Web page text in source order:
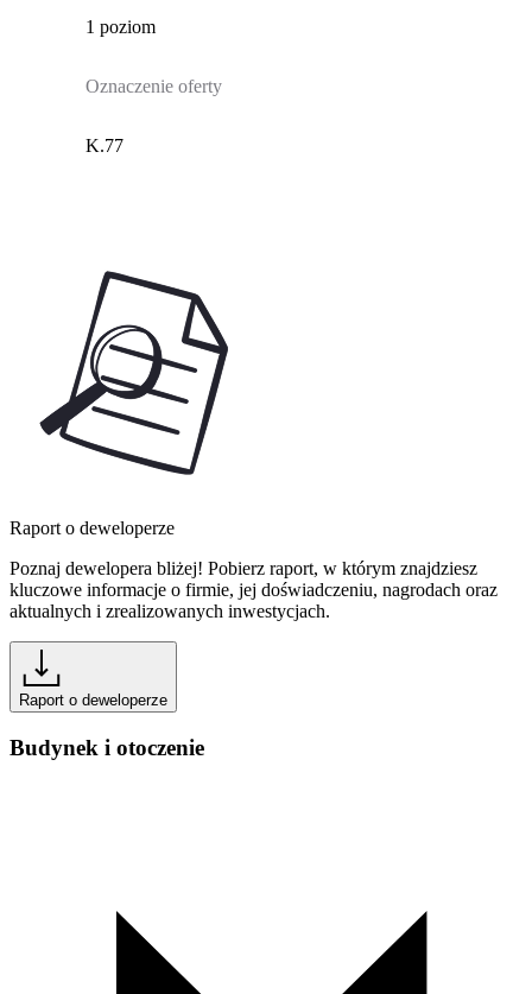
1 poziom
Oznaczenie oferty
K.77
Raport o deweloperze
Poznaj dewelopera bliżej! Pobierz raport, w którym znajdziesz
kluczowe informacje o firmie, jej doświadczeniu, nagrodach oraz
aktualnych i zrealizowanych inwestycjach.
Raport o deweloperze
Budynek i otoczenie